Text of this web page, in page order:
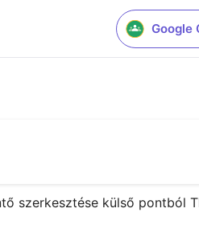
Google
szerkesztése külső pontból